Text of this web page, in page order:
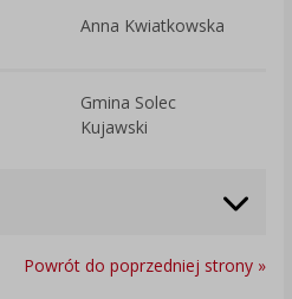
Anna Kwiatkowska
Gmina Solec
Kujawski
Powrót do poprzedniej strony »